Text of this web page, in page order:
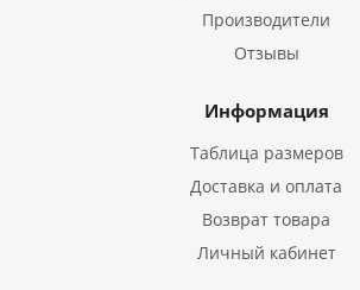
Производители
Отзывы
Информация
Таблица размеров
Доставка и оплата
Возврат товара
Личный кабинет